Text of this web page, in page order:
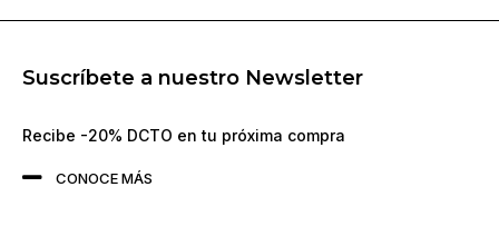
Suscríbete a nuestro Newsletter
Recibe -20% DCTO en tu próxima compra
CONOCE MÁS